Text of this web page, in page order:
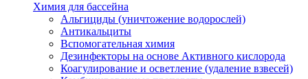
Химия для бассейна
Альгициды (уничтожение водорослей)
Антикальциты
Вспомогательная химия
Дезинфекторы на основе Активного кислорода
Коагулирование и осветление (удаление взвесей)